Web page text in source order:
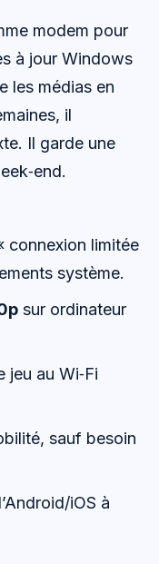
modem pour
à jour Windows
les médias en
il
Il garde une
connexion limitée
système.
sur ordinateur
jeu au Wi‑Fi
sauf besoin
iOS à